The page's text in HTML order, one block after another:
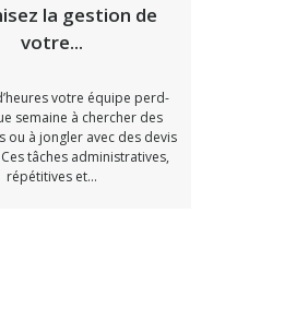
Lire l'article
la gestion de
votre...
votre équipe perd-
semaine à chercher des
ou à jongler avec des devis
Ces tâches administratives,
répétitives et...